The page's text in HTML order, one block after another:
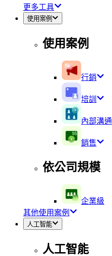
更多工具
使用案例
使用案例
行銷
培訓
內部溝通
銷售
依公司規模
企業級
其他使用案例
人工智能
人工智能